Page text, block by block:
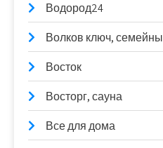
Водород24
Волков ключ,
Восток
Восторг, сауна
Все для дома